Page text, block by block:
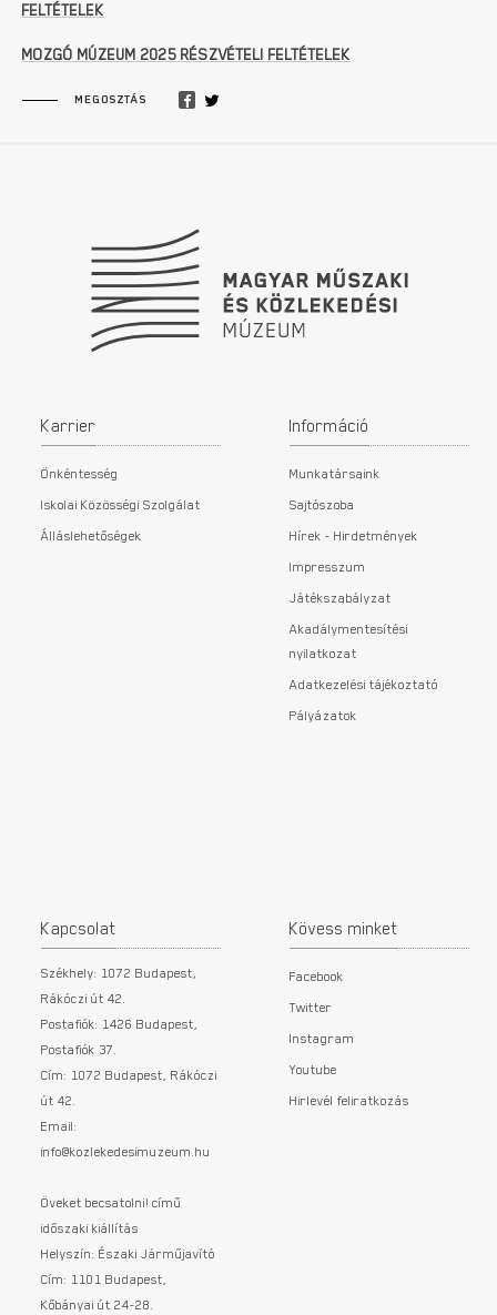
FELTÉTELEK
MOZGÓ MÚZEUM 2025 RÉSZVÉTELI FELTÉTELEK
MEGOSZTÁS
Karrier
Önkéntesség
Iskolai Közösségi Szolgálat
Álláslehetőségek
Információ
Munkatársaink
Sajtószoba
Hírek - Hirdetmények
Impresszum
Játékszabályzat
Akadálymentesítési
nyilatkozat
Adatkezelési tájékoztató
Pályázatok
Kapcsolat
Székhely: 1072 Budapest,
Rákóczi út 42.
Postafiók: 1426 Budapest,
Postafiók 37.
Cím: 1072 Budapest, Rákóczi
út 42.
Email:
info@kozlekedesimuzeum.hu
Öveket becsatolni! című
időszaki kiállítás
Helyszín: Északi Járműjavító
Cím: 1101 Budapest,
Kőbányai út 24-28.
Kövess minket
Facebook
Twitter
Instagram
Youtube
Hirlevél feliratkozás